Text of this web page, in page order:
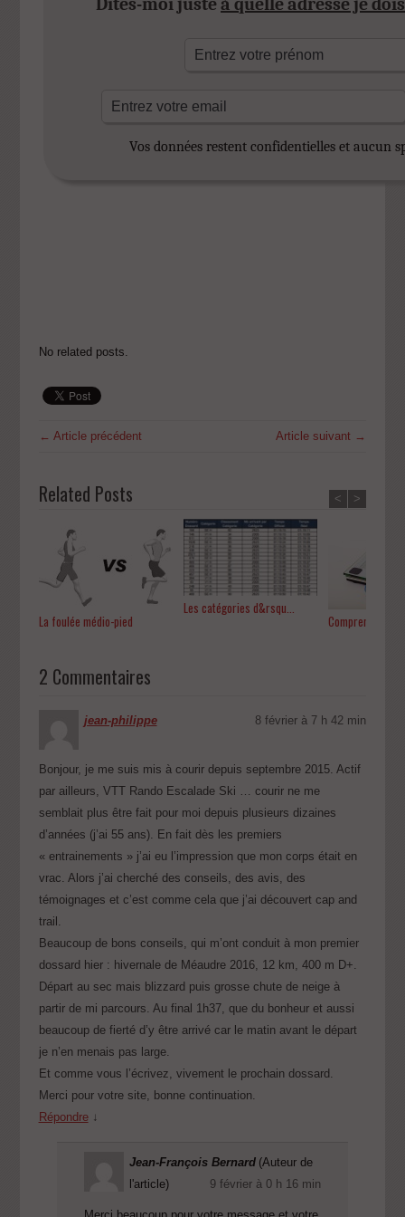
Vos données restent confidentielles et aucun
No related posts.
← Article précédent Article suivant →
Related Posts
La foulée médio-pied
Les catégories d&rsqu...
Comprendre le
< >
2 Commentaires
jean-philippe 8 février à 7 h 42 min
Bonjour, je me suis mis à courir depuis septembre 2015. Actif
par ailleurs, VTT Rando Escalade Ski … courir ne me
semblait plus être fait pour moi depuis plusieurs dizaines
d’années (j’ai 55 ans). En fait dès les premiers
« entrainements » j’ai eu l’impression que mon corps était en
vrac. Alors j’ai cherché des conseils, des avis, des
témoignages et c’est comme cela que j’ai découvert cap and
trail.
Beaucoup de bons conseils, qui m’ont conduit à mon premier
dossard hier : hivernale de Méaudre 2016, 12 km, 400 m D+.
Départ au sec mais blizzard puis grosse chute de neige à
partir de mi parcours. Au final 1h37, que du bonheur et aussi
beaucoup de fierté d’y être arrivé car le matin avant le départ
je n’en menais pas large.
Et comme vous l’écrivez, vivement le prochain dossard.
Merci pour votre site, bonne continuation.
Répondre ↓
Jean-François Bernard (Auteur de
l'article)
9 février à 0 h 16 min